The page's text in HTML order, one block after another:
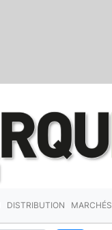
DISTRIBUTION MARCHÉS